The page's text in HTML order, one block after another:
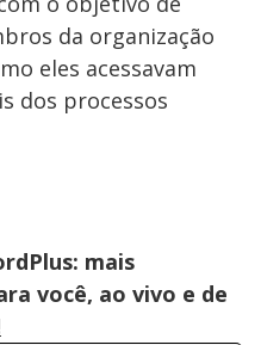
da organização
eles acessavam
dos processos
mais
você, ao vivo e de